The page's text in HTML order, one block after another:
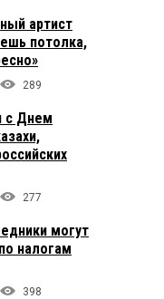
артист
потолка,
289
с Днем
277
могут
налогам
398